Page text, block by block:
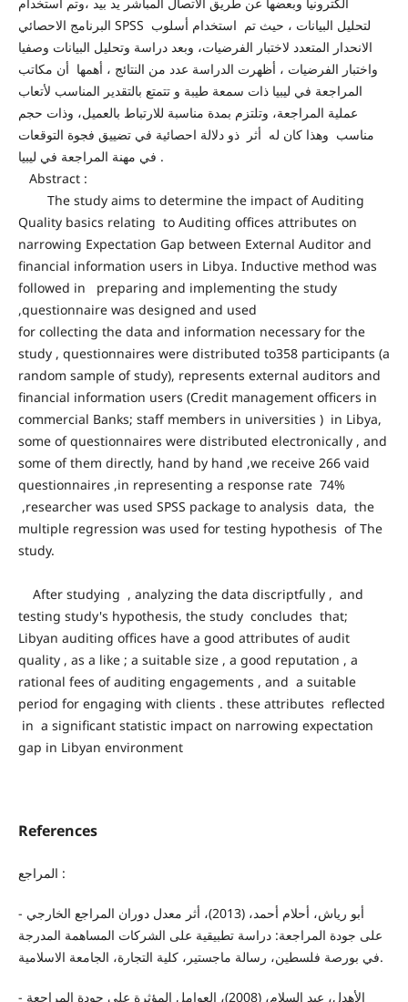
البرنامج الاحصائي SPSS لتحليل البيانات ، حيث تم استخدام أسلوب
الانحدار المتعدد لاختبار الفرضيات، وبعد دراسة وتحليل البيانات وصفيا
واختبار الفرضيات ، أظهرت الدراسة عدد من النتائج ، أهمها أن مكاتب
المراجعة في ليبيا ذات سمعة طيبة و تتمتع بالتقدير المناسب لأتعاب
عملية المراجعة، وتلتزم بمدة مناسبة للارتباط بالعميل، وذات حجم
مناسب وهذا كان له أثر ذو دلالة احصائية في تضييق فجوة التوقعات
في مهنة المراجعة في ليبيا .
Abstract :
The study aims to determine the impact of Auditing
Quality basics relating to Auditing offices attributes on
narrowing Expectation Gap between External Auditor and
financial information users in Libya. Inductive method was
followed in preparing and implementing the study
,questionnaire was designed and used
for collecting the data and information necessary for the
study , questionnaires were distributed to358 participants (a
random sample of study), represents external auditors and
financial information users (Credit management officers in
commercial Banks; staff members in universities ) in Libya,
some of questionnaires were distributed electronically , and
some of them directly, hand by hand ,we receive 266 vaid
questionnaires ,in representing a response rate 74%
,researcher was used SPSS package to analysis data, the
multiple regression was used for testing hypothesis of The
study.
After studying , analyzing the data discriptfully , and
testing study's hypothesis, the study concludes that;
Libyan auditing offices have a good attributes of audit
quality , as a like ; a suitable size , a good reputation , a
rational fees of auditing engagements , and a suitable
period for engaging with clients . these attributes reflected
in a significant statistic impact on narrowing expectation
gap in Libyan environment
References
المراجع :
- أبو رياش، أحلام أحمد، (2013)، أثر معدل دوران المراجع الخارجي
على جودة المراجعة: دراسة تطبيقية على الشركات المساهمة المدرجة
في بورصة فلسطين، رسالة ماجستير، كلية التجارة، الجامعة الاسلامية.
- الأهدل، عبد السلام، (2008)، العوامل المؤثرة على جودة المراجعة